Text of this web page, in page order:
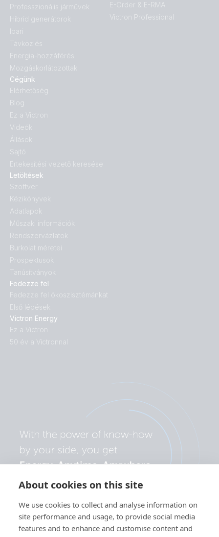
About cookies on this site
We use cookies to collect and analyse information on
site performance and usage, to provide social media
features and to enhance and customise content and
Fedezze fel
Fedezze fel ökoszisztémánkat
Első lépések
Victron Energy
Ez a Victron
50 év a Victronnal
Letöltések
Szoftver
Kézikönyvek
Adatlapok
Műszaki információk
Rendszervázlatok
Burkolat méretei
Prospektusok
Tanúsítványok
Professzionális járművek
Hibrid generátorok
Ipari
Távközlés
Energia-hozzáférés
Mozgáskorlátozottak
Cégünk
Elérhetőség
Blog
Ez a Victron
Videók
Állások
Sajtó
Értekesítési vezető keresése
E-Order & E-RMA
Victron Professional